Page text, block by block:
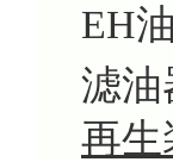
EH
滤油
再生